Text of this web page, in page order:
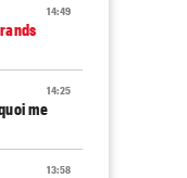
14:49
14:25
me
13:58